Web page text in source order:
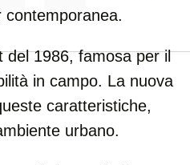
contemporanea.
del 1986, famosa per il
in campo. La nuova
caratteristiche,
urbano.